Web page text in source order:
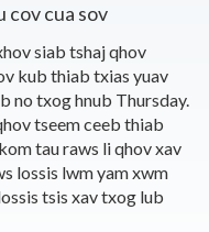
cov cua sov
siab tshaj qhov
kub thiab txias yuav
no txog hnub Thursday.
tseem ceeb thiab
tau raws li qhov xav
lossis lwm yam xwm
tsis xav txog lub